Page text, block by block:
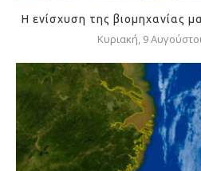
Η ενίσχυση της βιομηχανίας
Κυριακή, 9